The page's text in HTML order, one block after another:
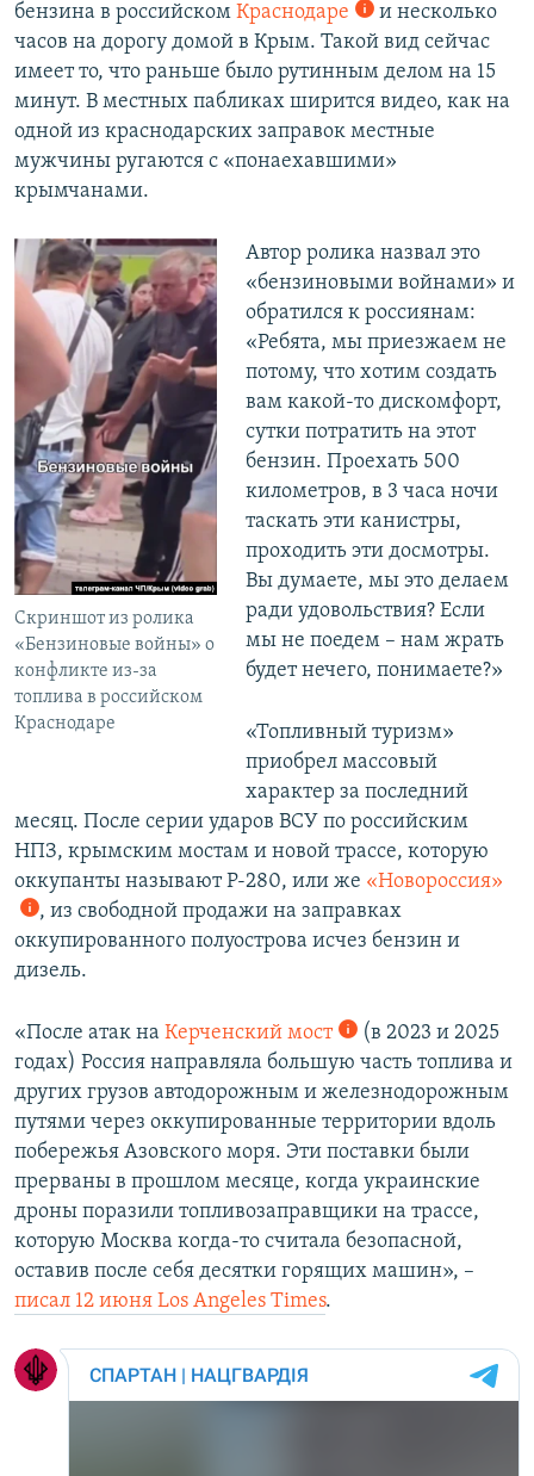
бензина в российском Краснодаре
и несколько
часов на дорогу домой в Крым. Такой вид сейчас
имеет то, что раньше было рутинным делом на 15
минут. В местных пабликах ширится видео, как на
одной из краснодарских заправок местные
мужчины ругаются с «понаехавшими»
крымчанами.
Скриншот из ролика
«Бензиновые войны» о
конфликте из-за
топлива в российском
Краснодаре
Автор ролика назвал это
«бензиновыми войнами» и
обратился к россиянам:
«Ребята, мы приезжаем не
потому, что хотим создать
вам какой-то дискомфорт,
сутки потратить на этот
бензин. Проехать 500
километров, в 3 часа ночи
таскать эти канистры,
проходить эти досмотры.
Вы думаете, мы это делаем
ради удовольствия? Если
мы не поедем – нам жрать
будет нечего, понимаете?»
«Топливный туризм»
приобрел массовый
характер за последний
месяц. После серии ударов ВСУ по российским
НПЗ, крымским мостам и новой трассе, которую
оккупанты называют Р-280, или же «Новороссия»
, из свободной продажи на заправках
оккупированного полуострова исчез бензин и
дизель.
«После атак на Керченский мост
(в 2023 и 2025
годах) Россия направляла большую часть топлива и
других грузов автодорожным и железнодорожным
путями через оккупированные территории вдоль
побережья Азовского моря. Эти поставки были
прерваны в прошлом месяце, когда украинские
дроны поразили топливозаправщики на трассе,
которую Москва когда-то считала безопасной,
оставив после себя десятки горящих машин», –
писал 12 июня Los Angeles Times.